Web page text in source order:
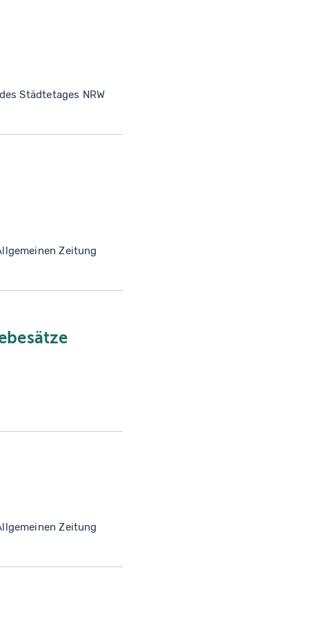
Städtetages NRW
Zeitung
Zeitung